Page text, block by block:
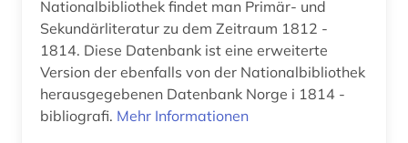
auktionshaus (1)
aurelius (1)
ausbildung (2)
auschwitz-prozess (3)
Nationalbibliothek findet man Primär- und
Sekundärliteratur zu dem Zeitraum 1812 -
1814. Diese Datenbank ist eine erweiterte
Version der ebenfalls von der Nationalbibliothek
herausgegebenen Datenbank Norge i 1814 -
bibliografi. Mehr Informationen